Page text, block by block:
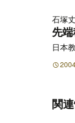
石塚
先
日本
関